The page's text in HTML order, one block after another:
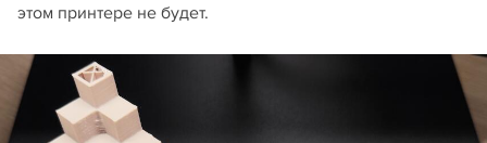
этом принтере не будет.